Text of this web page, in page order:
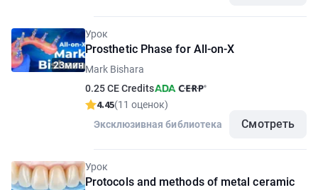
23мин
Урок
Prosthetic Phase for All-on-X
Mark Bishara
0.25 CE Credits
4.45(11 оценок)
Эксклюзивная библиотека
Смотреть
Урок
Protocols and methods of metal ceramic